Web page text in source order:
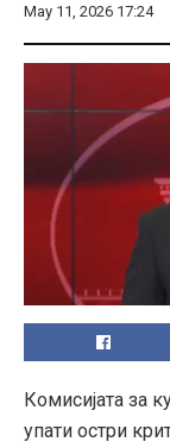
May 11, 2026 17:24
Комисијата за
упати остри